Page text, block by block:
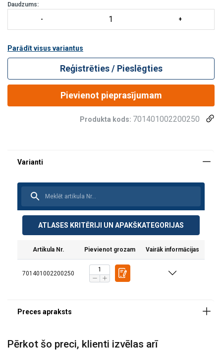
Daudzums:
Parādīt visus variantus
Reģistrēties / Pieslēgties
Pievienot pieprasījumam
Produkta kods: 701401002200250
ATLASES KRITĒRIJI UN APAKŠKATEGORIJAS
Artikula Nr. Pievienot grozam Vairāk informācijas
701401002200250
Pērkot šo preci, klienti izvēlas arī